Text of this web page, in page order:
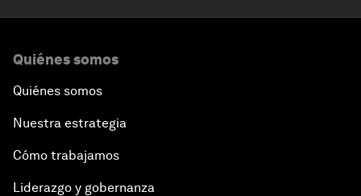
Quiénes somos
Quiénes somos
Nuestra estrategia
Cómo trabajamos
Liderazgo y gobernanza